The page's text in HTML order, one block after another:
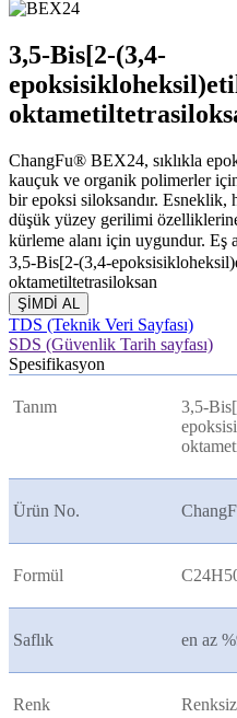
3,5-Bis[2-(3,4-
ChangFu® BEX24, sıklıkla
kauçuk ve organik polimerler için
bir epoksi siloksandır. Esneklik,
düşük yüzey gerilimi
kürleme alanı için uygundur. Eş
3,5-Bis[2-(3,4-
oktametiltetrasiloksan
ŞİMDİ AL
TDS (Teknik Veri Sayfası)
SDS (Güvenlik Tarih sayfası)
Spesifikasyon
Tanım
3,5-
Ürün No.
Formül
Saflık en az
Renk Renksiz